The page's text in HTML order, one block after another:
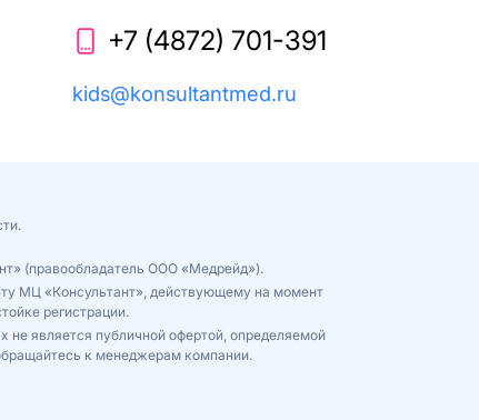
+7 (4872) 701-391
kids@konsultantmed.ru
(правообладатель ООО «Медрейд»).
МЦ «Консультант», действующему на момент
регистрации.
является публичной офертой, определяемой
к менеджерам компании.